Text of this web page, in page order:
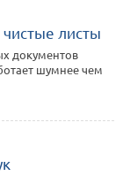
листы
документов
шумнее чем